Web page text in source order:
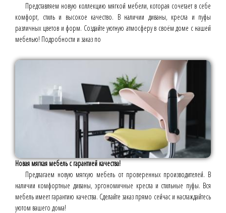
Представляем новую коллекцию мягкой мебели, которая сочетает в себе
комфорт, стиль и высокое качество. В наличии диваны, кресла и пуфы
различных цветов и форм. Создайте уютную атмосферу в своём доме с нашей
мебелью! Подробности и заказ по
Новая мягкая мебель с гарантией качества!
Предлагаем новую мягкую мебель от проверенных производителей. В
наличии комфортные диваны, эргономичные кресла и стильные пуфы. Вся
мебель имеет гарантию качества. Сделайте заказ прямо сейчас и наслаждайтесь
уютом вашего дома!